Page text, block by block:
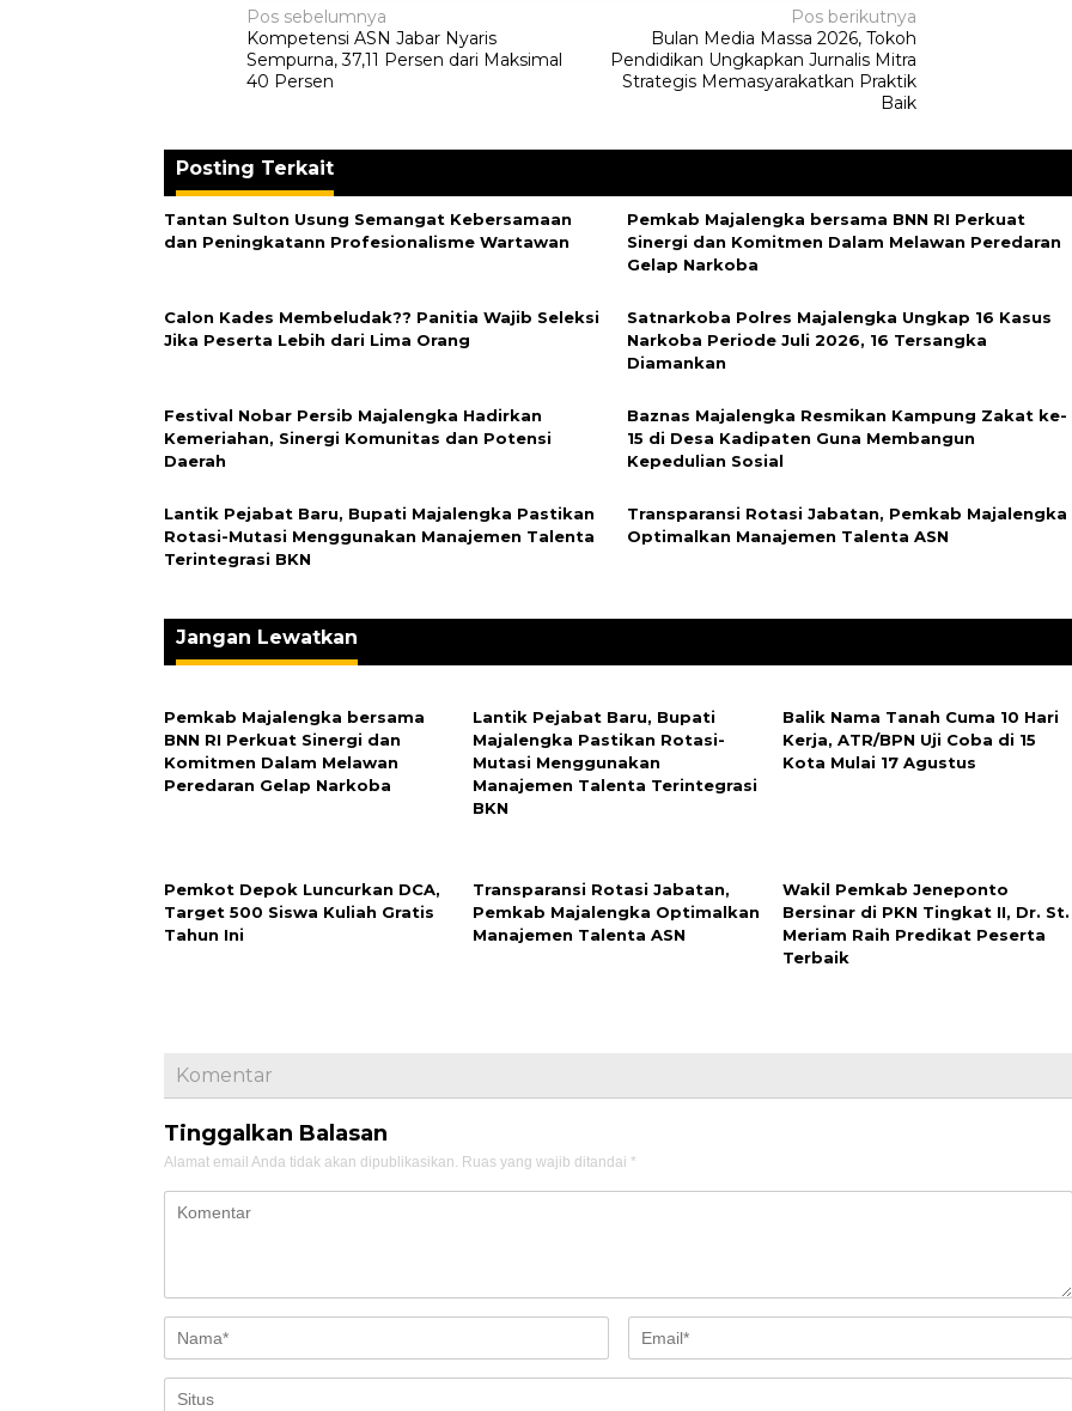
Navigasi
pos
Pos sebelumnya
Kompetensi ASN Jabar Nyaris
Sempurna, 37,11 Persen dari Maksimal
40 Persen
Pos berikutnya
Bulan Media Massa 2026, Tokoh
Pendidikan Ungkapkan Jurnalis Mitra
Strategis Memasyarakatkan Praktik
Baik
Posting Terkait
‎Tantan Sulton Usung Semangat Kebersamaan
dan Peningkatann Profesionalisme Wartawan
Pemkab Majalengka bersama BNN RI Perkuat
Sinergi dan Komitmen Dalam Melawan Peredaran
Gelap Narkoba
‎Calon Kades Membeludak?? Panitia Wajib Seleksi
Jika Peserta Lebih dari Lima Orang
Satnarkoba Polres Majalengka Ungkap 16 Kasus
Narkoba Periode Juli 2026, 16 Tersangka
Diamankan
Festival Nobar Persib Majalengka Hadirkan
Kemeriahan, Sinergi Komunitas dan Potensi
Daerah
Baznas Majalengka Resmikan Kampung Zakat ke-
15 di Desa Kadipaten Guna Membangun
Kepedulian Sosial
Lantik Pejabat Baru, Bupati Majalengka Pastikan
Rotasi-Mutasi Menggunakan Manajemen Talenta
Terintegrasi BKN
Transparansi Rotasi Jabatan, Pemkab Majalengka
Optimalkan Manajemen Talenta ASN
Jangan Lewatkan
Pemkab Majalengka bersama
BNN RI Perkuat Sinergi dan
Komitmen Dalam Melawan
Peredaran Gelap Narkoba
Lantik Pejabat Baru, Bupati
Majalengka Pastikan Rotasi-
Mutasi Menggunakan
Manajemen Talenta Terintegrasi
BKN
Balik Nama Tanah Cuma 10 Hari
Kerja, ATR/BPN Uji Coba di 15
Kota Mulai 17 Agustus
Pemkot Depok Luncurkan DCA,
Target 500 Siswa Kuliah Gratis
Tahun Ini
Transparansi Rotasi Jabatan,
Pemkab Majalengka Optimalkan
Manajemen Talenta ASN
Wakil Pemkab Jeneponto
Bersinar di PKN Tingkat II, Dr. St.
Meriam Raih Predikat Peserta
Terbaik
Komentar
Tinggalkan Balasan
Alamat email Anda tidak akan dipublikasikan. Ruas yang wajib ditandai *